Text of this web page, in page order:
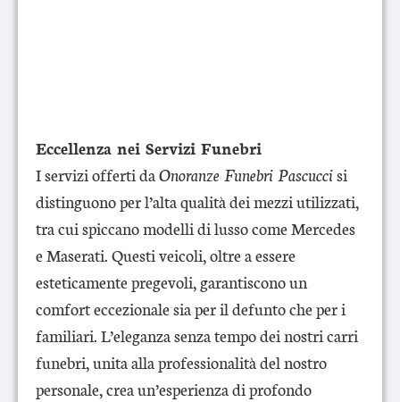
Eccellenza nei Servizi Funebri
I servizi offerti daOnoranze Funebri Pascuccisi
distinguono per l’alta qualità dei mezzi utilizzati,
tra cui spiccano modelli di lusso come Mercedes
e Maserati. Questi veicoli, oltre a essere
esteticamente pregevoli, garantiscono un
comfort eccezionale sia per il defunto che per i
familiari. L’eleganza senza tempo dei nostri carri
funebri, unita alla professionalità del nostro
personale, crea un’esperienza di profondo